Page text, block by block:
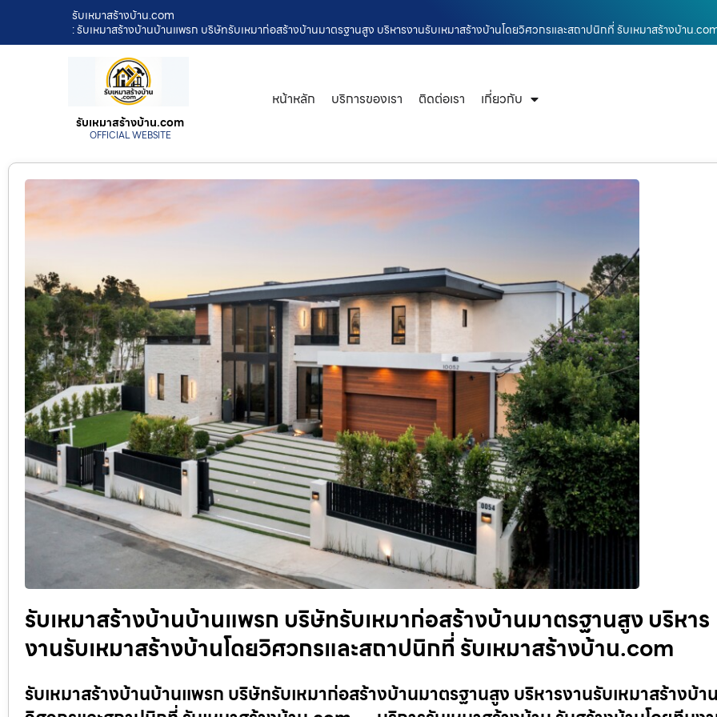
รับเหมาสร้างบ้าน.com
: รับเหมาสร้างบ้านบ้านแพรก บริษัทรับเหมาก่อสร้างบ้านมาตรฐานสูง บริหารงานรับเหมาสร้างบ้านโดยวิศวกรและสถาปนิกที่ รับเหมาสร้างบ้าน
รับเหมาสร้างบ้าน.com
OFFICIAL WEBSITE
หน้าหลัก บริการของเรา ติดต่อเรา เกี่ยวกับ
รับเหมาสร้างบ้านบ้านแพรก บริษัทรับเหมาก่อสร้างบ้านมาตรฐานสูง บริหาร
งานรับเหมาสร้างบ้านโดยวิศวกรและสถาปนิกที่ รับเหมาสร้างบ้าน.com
รับเหมาสร้างบ้านบ้านแพรก บริษัทรับเหมาก่อสร้างบ้านมาตรฐานสูง บริหารงานรับเหมาสร้างบ้า